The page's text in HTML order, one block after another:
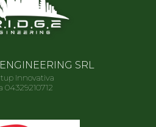
ENGINEERING SRL
Innovativa
04329210712